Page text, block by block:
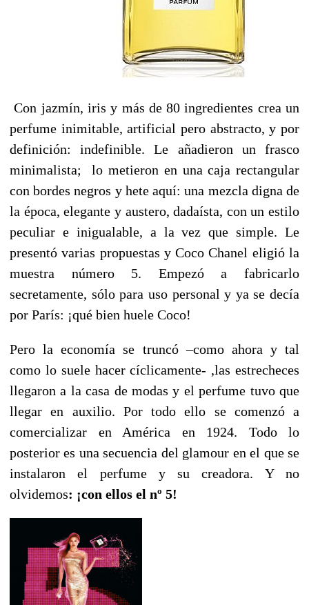
Con jazmín, iris y más de 80 ingredientes crea un
perfume inimitable, artificial pero abstracto, y por
definición: indefinible. Le añadieron un frasco
minimalista; lo metieron en una caja rectangular
con bordes negros y hete aquí: una mezcla digna de
la época, elegante y austero, dadaísta, con un estilo
peculiar e inigualable, a la vez que simple. Le
presentó varias propuestas y Coco Chanel eligió la
muestra número 5. Empezó a fabricarlo
secretamente, sólo para uso personal y ya se decía
por París: ¡qué bien huele Coco!
Pero la economía se truncó –como ahora y tal
como lo suele hacer cíclicamente- ,las estrecheces
llegaron a la casa de modas y el perfume tuvo que
llegar en auxilio. Por todo ello se comenzó a
comercializar en América en 1924. Todo lo
posterior es una secuencia del glamour en el que se
instalaron el perfume y su creadora. Y no
olvidemos: ¡con ellos el nº 5!